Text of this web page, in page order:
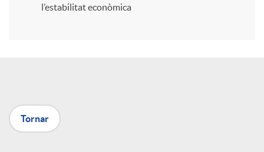
X
l’estabilitat econòmica
Tornar